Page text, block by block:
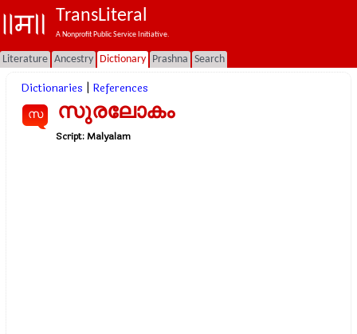
TransLiteral
A Nonprofit Public Service Initiative.
Literature Ancestry Dictionary Prashna Search
Dictionaries References
സ സുരലോകം
Script:Malyalam